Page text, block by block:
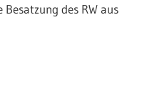
des RW aus